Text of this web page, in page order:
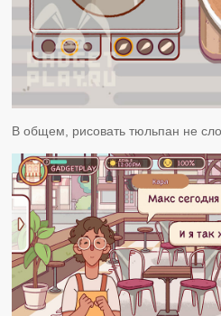
В общем, рисовать тюльпан не